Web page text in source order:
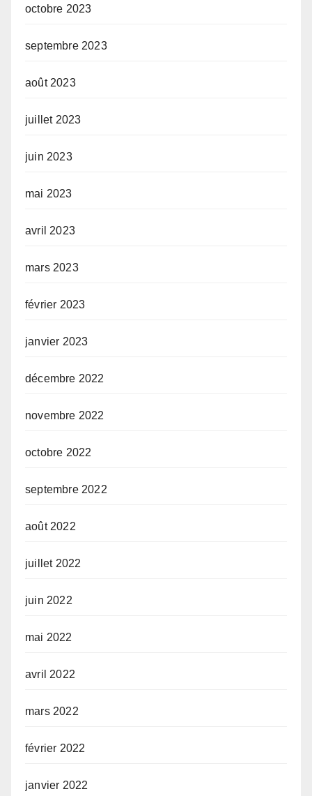
octobre 2023
septembre 2023
août 2023
juillet 2023
juin 2023
mai 2023
avril 2023
mars 2023
février 2023
janvier 2023
décembre 2022
novembre 2022
octobre 2022
septembre 2022
août 2022
juillet 2022
juin 2022
mai 2022
avril 2022
mars 2022
février 2022
janvier 2022